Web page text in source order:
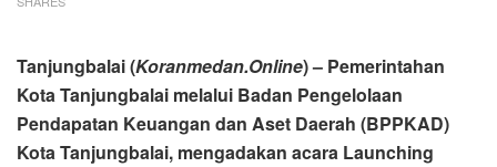
Tanjungbalai (Koranmedan.Online) – Pemerintahan
Kota Tanjungbalai melalui Badan Pengelolaan
Pendapatan Keuangan dan Aset Daerah (BPPKAD)
Kota Tanjungbalai, mengadakan acara Launching